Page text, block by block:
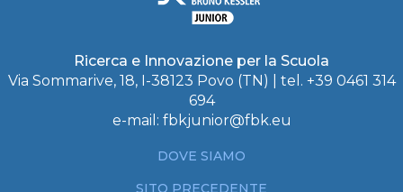
Ricerca e Innovazione per la Scuola
Via Sommarive, 18, I-38123 Povo (TN) | tel. +39 0461 314
694
e-mail: fbkjunior@fbk.eu
DOVE SIAMO
SITO PRECEDENTE